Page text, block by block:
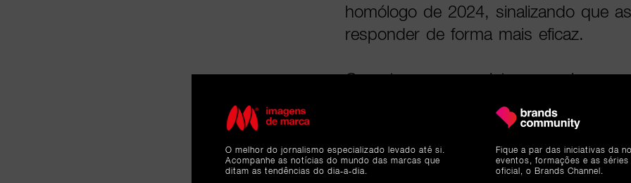
homólogo de 2024, sinalizando que
responder de forma mais eficaz.
Os setores que registaram maior
Eletrodomésticos (+111,8%),
(+71,3%), Animais (+70,7%), Beleza,
(+62,2%) e Informática, Tecnologia e
O melhor do jornalismo especializado levado até si.
Acompanhe as notícias do mundo das marcas que
ditam as tendências do dia-a-dia.
Fique a par das iniciativas da
eventos, formações e as
oficial, o Brands Channel.